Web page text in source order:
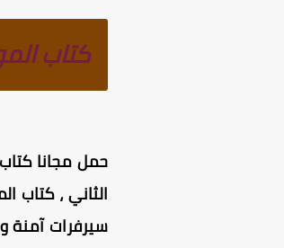
كتاب
حمل مجانا كتاب